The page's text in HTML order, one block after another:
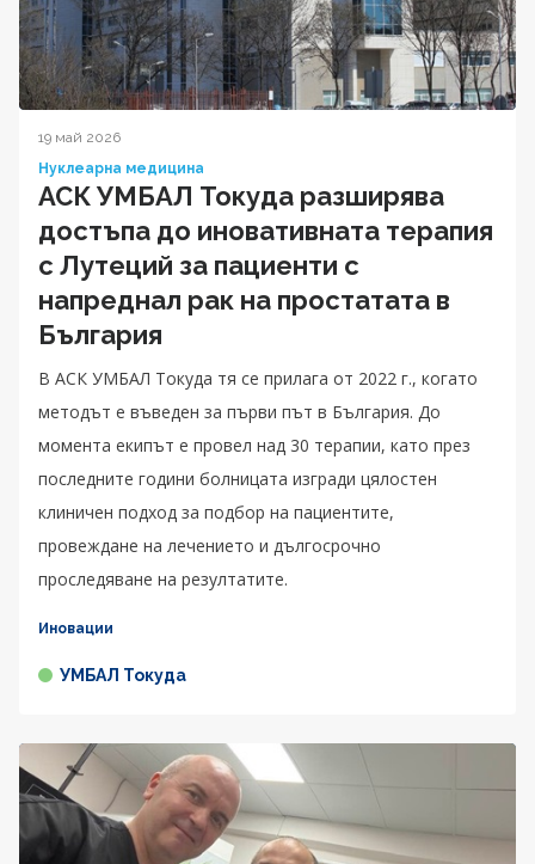
19 май 2026
Нуклеарна медицина
АСК УМБАЛ Токуда разширява
достъпа до иновативната терапия
с Лутеций за пациенти с
напреднал рак на простатата в
България
В АСК УМБАЛ Токуда тя се прилага от 2022 г., когато
методът е въведен за първи път в България. До
момента екипът е провел над 30 терапии, като през
последните години болницата изгради цялостен
клиничен подход за подбор на пациентите,
провеждане на лечението и дългосрочно
проследяване на резултатите.
Иновации
УМБАЛ Токуда